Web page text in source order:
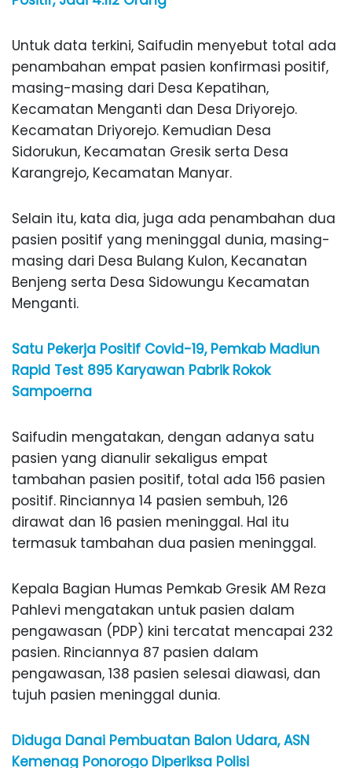
Untuk data terkini, Saifudin menyebut total ada
penambahan empat pasien konfirmasi positif,
masing-masing dari Desa Kepatihan,
Kecamatan Menganti dan Desa Driyorejo.
Kecamatan Driyorejo. Kemudian Desa
Sidorukun, Kecamatan Gresik serta Desa
Karangrejo, Kecamatan Manyar.
Selain itu, kata dia, juga ada penambahan dua
pasien positif yang meninggal dunia, masing-
masing dari Desa Bulang Kulon, Kecanatan
Benjeng serta Desa Sidowungu Kecamatan
Menganti.
Satu Pekerja Positif Covid-19, Pemkab Madiun
Rapid Test 895 Karyawan Pabrik Rokok
Sampoerna
Saifudin mengatakan, dengan adanya satu
pasien yang dianulir sekaligus empat
tambahan pasien positif, total ada 156 pasien
positif. Rinciannya 14 pasien sembuh, 126
dirawat dan 16 pasien meninggal. Hal itu
termasuk tambahan dua pasien meninggal.
Kepala Bagian Humas Pemkab Gresik AM Reza
Pahlevi mengatakan untuk pasien dalam
pengawasan (PDP) kini tercatat mencapai 232
pasien. Rinciannya 87 pasien dalam
pengawasan, 138 pasien selesai diawasi, dan
tujuh pasien meninggal dunia.
Diduga Danai Pembuatan Balon Udara, ASN
Kemenag Ponorogo Diperiksa Polisi